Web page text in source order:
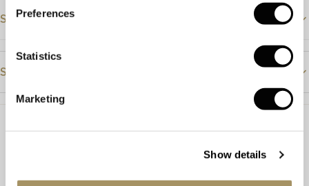
Preferences
Statistics
Marketing
Show details
Specificaties
Prijs
Steendetails
Steensoort Citrien
Kleur H Oranje